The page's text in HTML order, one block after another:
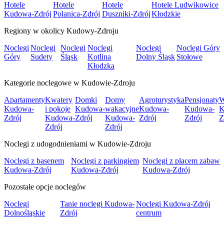
Hotele
Kudowa-Zdrój
Hotele
Polanica-Zdrój
Hotele
Duszniki-Zdrój
Hotele Ludwikowice
Kłodzkie
Regiony w okolicy Kudowy-Zdroju
Noclegi
Góry
Noclegi
Sudety
Noclegi
Śląsk
Noclegi
Kotlina
Kłodzka
Noclegi
Dolny Śląsk
Noclegi Góry
Stołowe
Kategorie noclegowe w Kudowie-Zdroju
Apartamenty
Kudowa-
Zdrój
Kwatery
i pokoje
Kudowa-
Zdrój
Domki
Kudowa-
Zdrój
Domy
wakacyjne
Kudowa-
Zdrój
Agroturystyka
Kudowa-
Zdrój
Pensjonaty
Kudowa-
Zdrój
Noclegi z udogodnieniami w Kudowie-Zdroju
Noclegi z basenem
Kudowa-Zdrój
Noclegi z parkingiem
Kudowa-Zdrój
Noclegi z placem zabaw
Kudowa-Zdrój
Pozostałe opcje noclegów
Noclegi
Dolnośląskie
Tanie noclegi Kudowa-
Zdrój
Noclegi Kudowa-Zdrój
centrum